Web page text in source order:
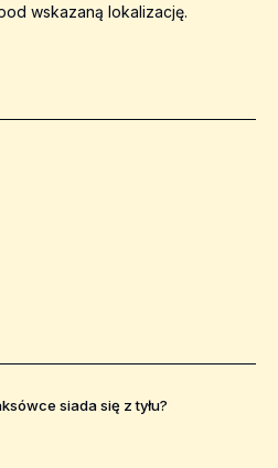
wskazaną lokalizację.
siada się z tyłu?